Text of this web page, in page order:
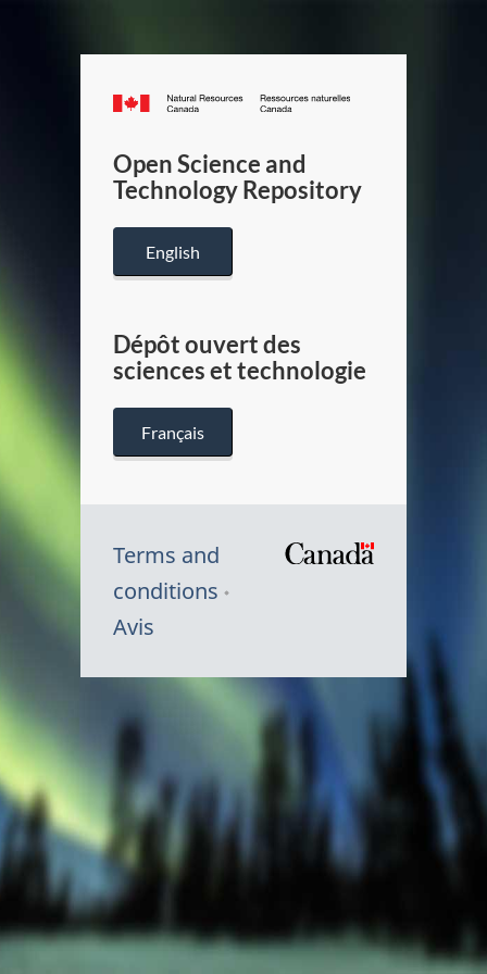
Canada.ca
/
Canada
Open Science and
Technology Repository
English
Dépôt ouvert des
sciences et technologie
Français
Terms and
conditions
Avis
Canada